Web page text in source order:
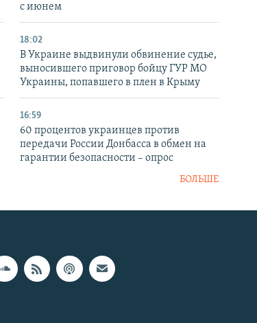
с июнем
18:02
В Украине выдвинули обвинение судье,
выносившего приговор бойцу ГУР МО
Украины, попавшего в плен в Крыму
16:59
60 процентов украинцев против
передачи России Донбасса в обмен на
гарантии безопасности – опрос
БОЛЬШЕ